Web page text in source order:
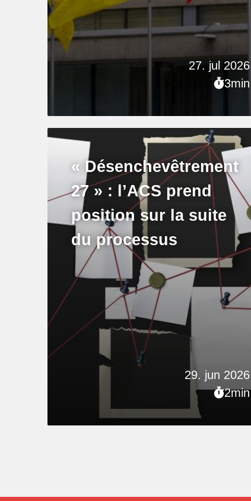
27. jul 2026
3min
29. jun 2026
2min
« Désenchevêtrement
27 » : l’ACS prend
position sur la suite
du processus